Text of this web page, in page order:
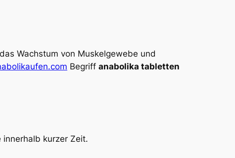
Wachstum von Muskelgewebe und
Begriff anabolika tabletten
kurzer Zeit.